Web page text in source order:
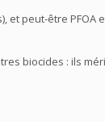
et peut-être
biocides : ils